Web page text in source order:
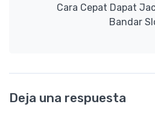
Cara Cepat Dapat
Bandar
Deja una respuesta